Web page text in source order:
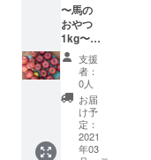
〜馬の
おやつ
1kg〜
お馬さ
ん達の
おやつ
となる
リンゴ
とミカ
ンを 約
1kgお届
支援
者：
0人
お届
け予
定：
2021
年03